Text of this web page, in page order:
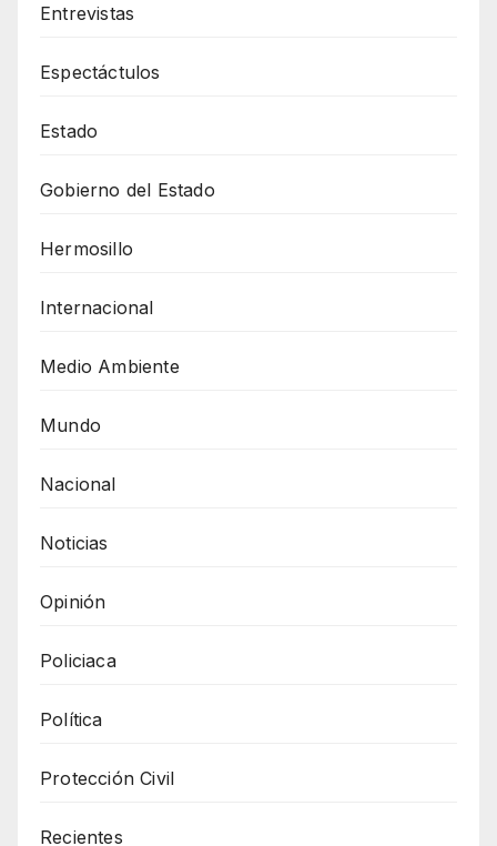
Entrevistas
Espectáctulos
Estado
Gobierno del Estado
Hermosillo
Internacional
Medio Ambiente
Mundo
Nacional
Noticias
Opinión
Policiaca
Política
Protección Civil
Recientes